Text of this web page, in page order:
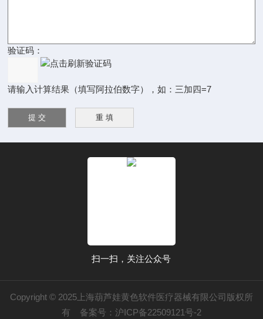
验证码：
请输入计算结果（填写阿拉伯数字），如：三加四=7
扫一扫，关注公众号
Copyright © 2025上海葫芦娃黄色软件医疗器械有限公司版权所
有 备案号：沪ICP备22509121号-2